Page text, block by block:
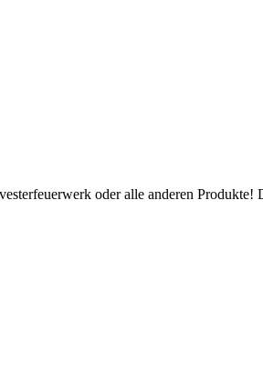
oder alle anderen